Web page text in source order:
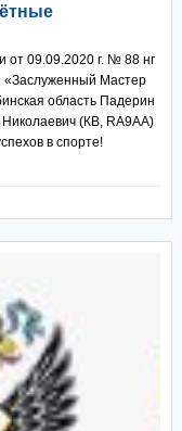
от 09.09.2020 г. № 88 нг
«Заслуженный Мастер
область Падерин
(КВ, RA9AA)
в спорте!